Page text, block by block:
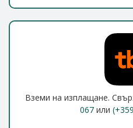
Вземи на изплащане.
067 или